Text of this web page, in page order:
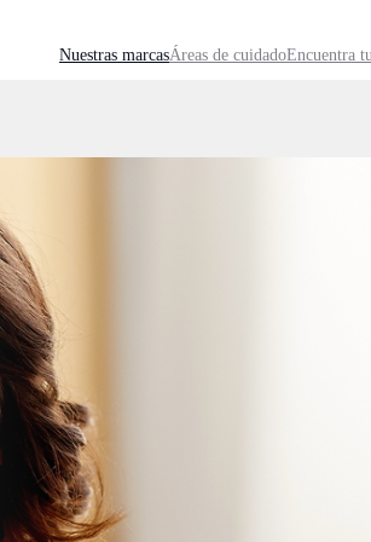
Nuestras marcasÁreas de cuidadoEncuentra